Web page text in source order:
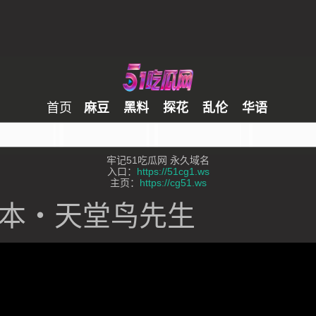
首页 麻豆 黑料 探花 乱伦 华语
牢记51吃瓜网 永久域名
入口： https://51cg1.ws
主页： https://cg51.ws
・天堂鸟先生